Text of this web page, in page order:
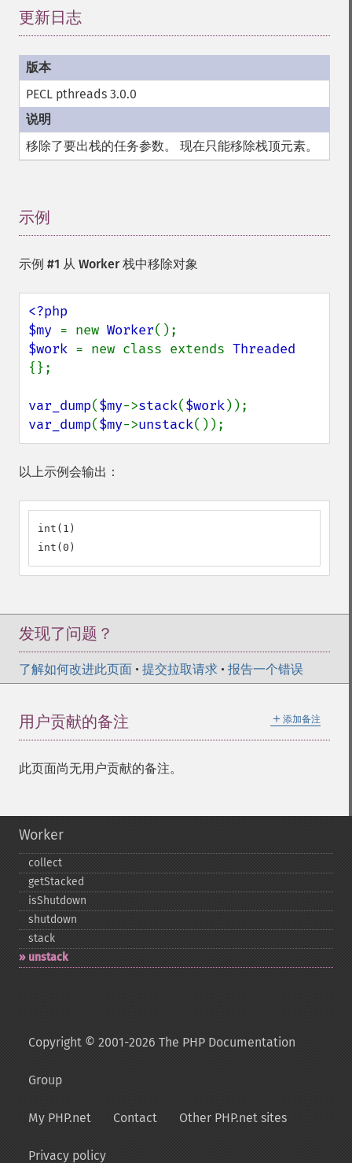
更新日志
PECL pthreads 3.0.0
移除了要出栈的任务参数。 现在只能移除栈顶元素。
示例
示例 #1 从 Worker 栈中移除对象
<?php
$my = new Worker
$work = new class extends
{};
var_dump($my->stack($work
var_dump($my->unstack());
以上示例会输出：
int(1)
int(0)
发现了问题？
了解如何改进此页面 • 提交拉取请求 • 报告一个错误
＋ 添加备注
用户贡献的备注
此页面尚无用户贡献的备注。
Worker
collect
getStacked
isShutdown
shutdown
stack
unstack
Copyright © 2001-2026 The PHP Documentation
Group
My PHP.net Contact Other PHP.net sites
Privacy policy